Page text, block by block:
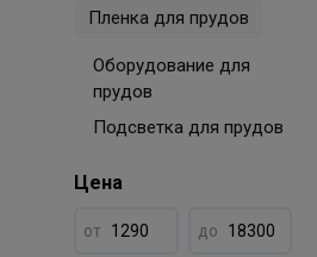
Пленка для прудов
Оборудование для
прудов
Подсветка для прудов
Цена
от до